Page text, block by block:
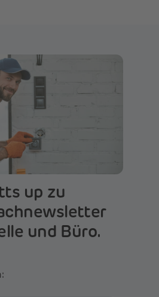
up zu
und Büro.